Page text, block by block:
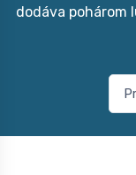
dodáva pohárom